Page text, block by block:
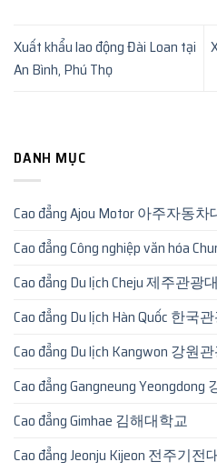
Xuất khẩu lao động Đài Loan tại
An Bình, Phú Thọ
DANH MỤC
Cao đẳng Ajou Motor 아주자동차
Cao đẳng Công nghiệp văn hóa
Cao đẳng Du lịch Cheju 제주관광
Cao đẳng Du lịch Hàn Quốc 한국
Cao đẳng Du lịch Kangwon 강원
Cao đẳng Gangneung
Cao đẳng Gimhae 김해대학교
Cao đẳng Jeonju Kijeon 전주기전